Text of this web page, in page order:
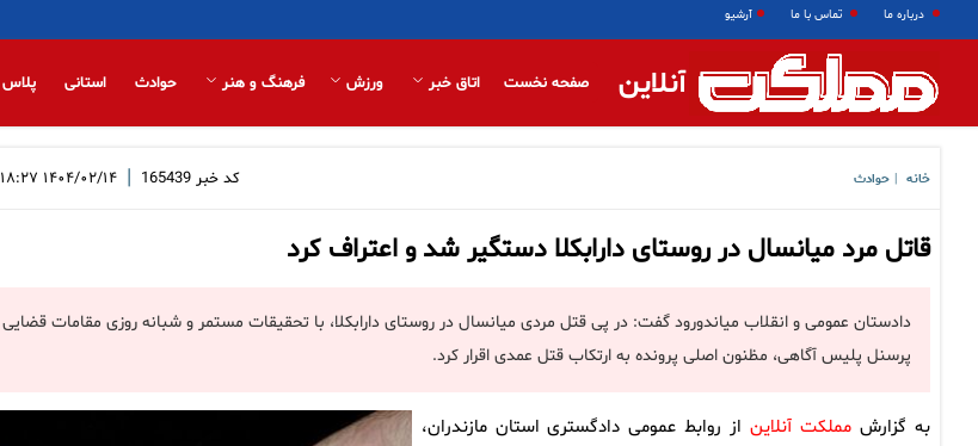
درباره ما تماس با ما آرشیو
آنلاین صفحه نخست اتاق خبر ورزش فرهنگ و هنر حوادث استانی پلاس
خانه حوادث کد خبر 165439
| ۱۴۰۴/۰۲/۱۴ ۱۸:۲۷
قاتل مرد میانسال در روستای دارابکلا دستگیر شد و اعتراف کرد
دادستان عمومی و انقلاب میاندورود گفت: در پی قتل مردی میانسال در روستای دارابکلا، با تحقیقات مستمر و شبانه روزی مقامات قضایی
پرسنل پلیس آگاهی، مظنون اصلی پرونده به ارتکاب قتل عمدی اقرار کرد.
به گزارش مملکت آنلایناز روابط عمومی دادگستری استان مازندران،